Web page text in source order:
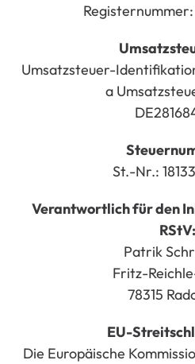
Registernummer:
Umsatzsteuer-
a
St.-Nr.:
Verantwortlich für den
RStV:
Patrik
Fritz-
78315
EU-
Die Europäische